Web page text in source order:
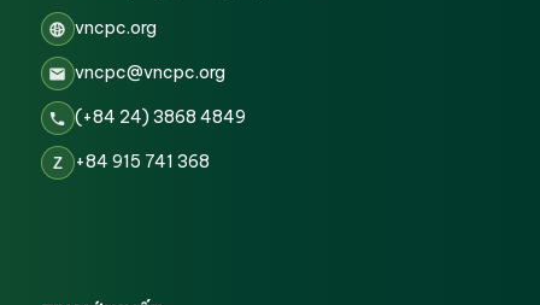
vncpc.org
vncpc@vncpc.org
(+84 24) 3868 4849
Z +84 915 741 368